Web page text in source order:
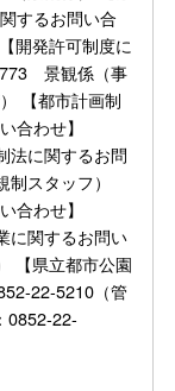
するお問い合
開発許可制度に
景観係（事
都市計画制
い合わせ】
法に関するお問
スタッフ）
い合わせ】
に関するお問い
【県立都市公園
22-5210（管
0852-22-